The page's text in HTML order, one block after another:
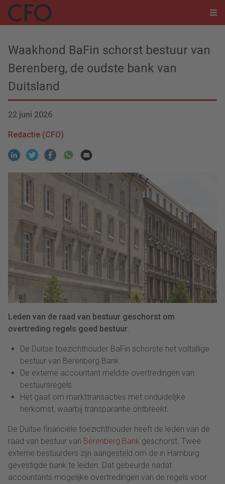
Waakhond BaFin schorst bestuur van
Berenberg, de oudste bank van
Duitsland
22 juni 2026
Redactie (CFO)
Leden van de raad van bestuur geschorst om
overtreding regels goed bestuur.
De Duitse toezichthouder BaFin schorste het voltallige
bestuur van Berenberg Bank.
De externe accountant meldde overtredingen van
bestuursregels.
Het gaat om markttransacties met onduidelijke
herkomst, waarbij transparantie ontbreekt.
De Duitse financiële toezichthouder heeft de leden van de
raad van bestuur van Berenberg Bank geschorst. Twee
externe bestuurders zijn aangesteld om de in Hamburg
gevestigde bank te leiden. Dat gebeurde nadat
accountants mogelijke overtredingen van de regels voor